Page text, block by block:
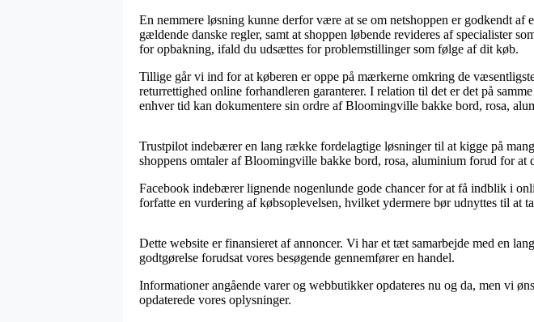
En nemmere løsning kunne derfor være at se om netshoppen er godkendt
gældende danske regler, samt at shoppen løbende revideres af specialister
for opbakning, ifald du udsættes for problemstillinger som følge af dit køb.
Tillige går vi ind for at køberen er oppe på mærkerne omkring de
returrettighed online forhandleren garanterer. I relation til det er det på
enhver tid kan dokumentere sin ordre af Bloomingville bakke bord, rosa,
Trustpilot indebærer en lang række fordelagtige løsninger til at kigge på
shoppens omtaler af Bloomingville bakke bord, rosa, aluminium forud for at
Facebook indebærer lignende nogenlunde gode chancer for at få indblik i
forfatte en vurdering af købsoplevelsen, hvilket ydermere bør udnyttes til at
Dette website er finansieret af annoncer. Vi har et tæt samarbejde med en
godtgørelse forudsat vores besøgende gennemfører en handel.
Informationer angående varer og webbutikker opdateres nu og da, men vi
opdaterede vores oplysninger.